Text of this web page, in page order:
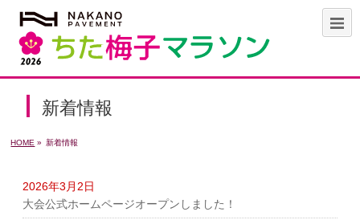
新着情報
HOME » 新着情報
2026年3月2日
大会公式ホームページオープンしました！